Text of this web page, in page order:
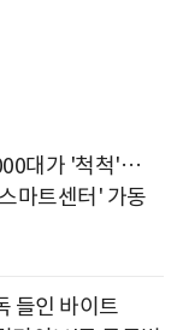
대가 '척척'…
마트센터' 가동
들인 바이트